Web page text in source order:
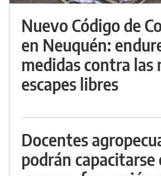
Nuevo Código de
en Neuquén:
medidas contra las
escapes libres
Docentes
podrán